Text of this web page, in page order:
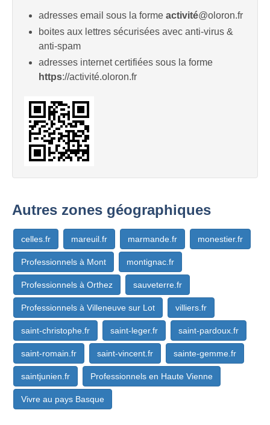
adresses email sous la forme activité@oloron.fr
boites aux lettres sécurisées avec anti-virus &
anti-spam
adresses internet certifiées sous la forme
https://activité.oloron.fr
Autres zones géographiques
celles.fr mareuil.fr marmande.fr monestier.fr
Professionnels à Mont montignac.fr
Professionnels à Orthez sauveterre.fr
Professionnels à Villeneuve sur Lot villiers.fr
saint-christophe.fr saint-leger.fr saint-pardoux.fr
saint-romain.fr saint-vincent.fr sainte-gemme.fr
saintjunien.fr Professionnels en Haute Vienne
Vivre au pays Basque